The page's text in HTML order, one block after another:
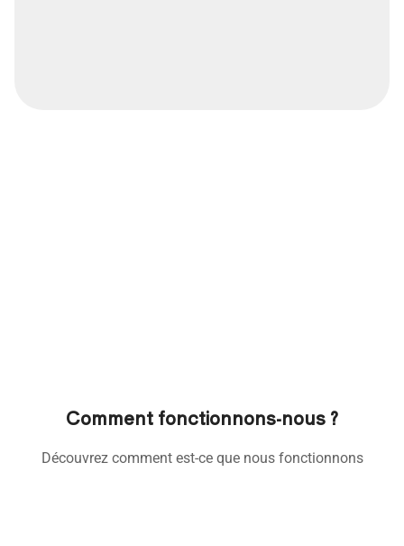
Comment fonctionnons-nous ?
Découvrez comment est-ce que nous fonctionnons